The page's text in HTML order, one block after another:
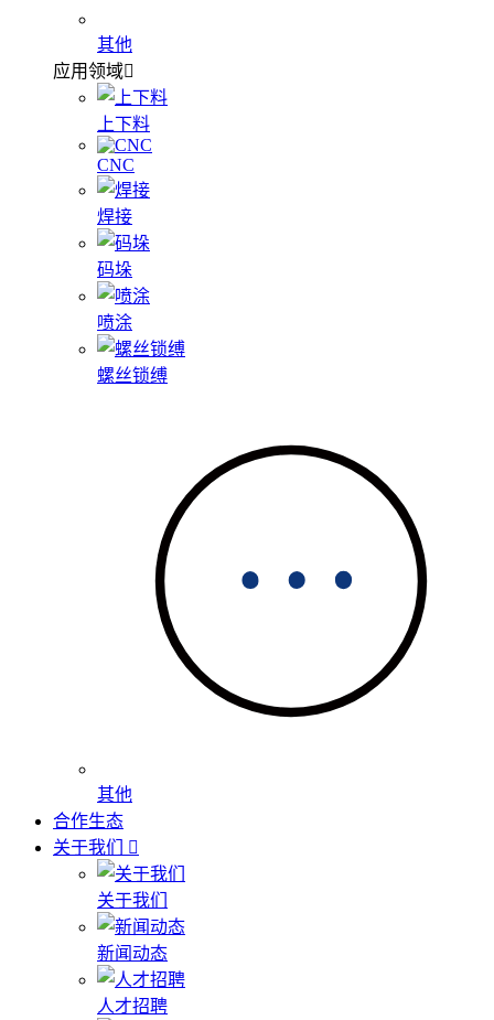
其他
应用领域
上下料
CNC
焊接
码垛
喷涂
螺丝锁缚
其他
合作生态
关于我们
关于我们
新闻动态
人才招聘